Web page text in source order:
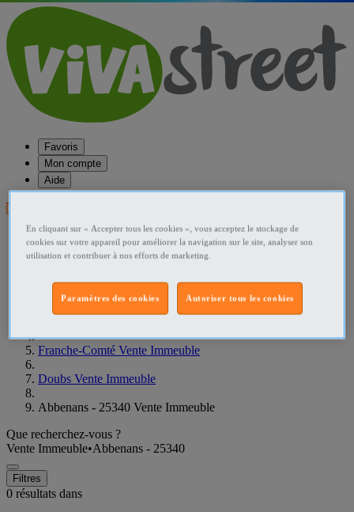
Favoris
Mon compte
Aide
Publier une annonce
Favoris
Publier une annonce
Accueil
Franche-Comté Vente Immeuble
Doubs Vente Immeuble
Abbenans - 25340 Vente Immeuble
Que recherchez-vous ?
Vente Immeuble•Abbenans - 25340
Filtres
0 résultats dans
En cliquant sur « Accepter tous les cookies », vous acceptez le stockage de
cookies sur votre appareil pour améliorer la navigation sur le site, analyser son
utilisation et contribuer à nos efforts de marketing.
Autoriser tous les cookies
Paramètres des cookies